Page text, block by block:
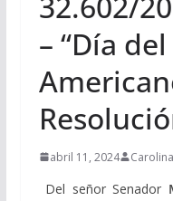
– “Día
abril 11, 2024
Del señor Senador